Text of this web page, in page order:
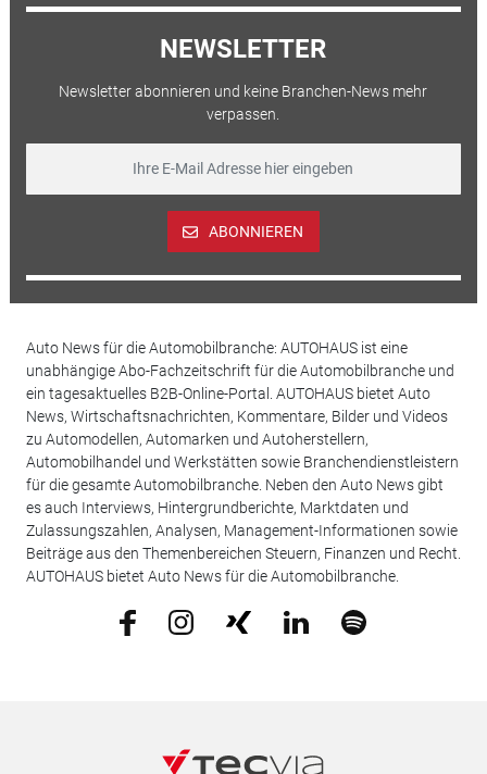
NEWSLETTER
Newsletter abonnieren und keine Branchen-News mehr
verpassen.
ABONNIEREN
Auto News für die Automobilbranche: AUTOHAUS ist eine
unabhängige Abo-Fachzeitschrift für die Automobilbranche und
ein tagesaktuelles B2B-Online-Portal. AUTOHAUS bietet Auto
News, Wirtschaftsnachrichten, Kommentare, Bilder und Videos
zu Automodellen, Automarken und Autoherstellern,
Automobilhandel und Werkstätten sowie Branchendienstleistern
für die gesamte Automobilbranche. Neben den Auto News gibt
es auch Interviews, Hintergrundberichte, Marktdaten und
Zulassungszahlen, Analysen, Management-Informationen sowie
Beiträge aus den Themenbereichen Steuern, Finanzen und Recht.
AUTOHAUS bietet Auto News für die Automobilbranche.